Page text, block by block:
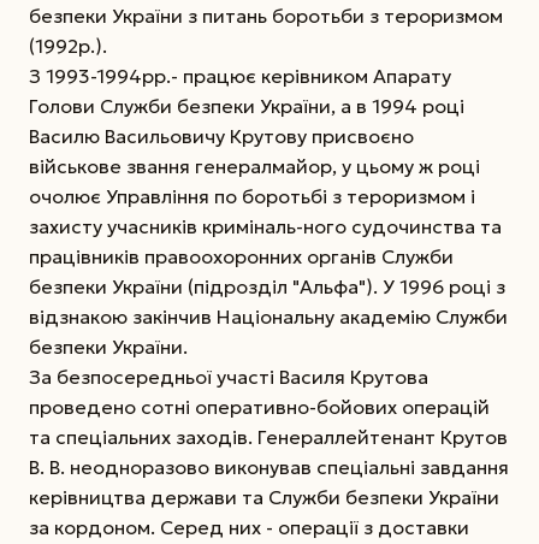
безпеки України з питань боротьби з тероризмом
(1992р.).
З 1993-1994рр.- працює керівником Апарату
Голови Служби безпеки України, а в 1994 році
Василю Васильовичу Крутову присвоєно
військове звання генерал­майор, у цьому ж році
очолює Управління по боротьбі з тероризмом і
захисту учасників криміналь-ного судочинства та
працівників правоохоронних органів Служби
безпеки України (підрозділ "Альфа"). У 1996 році з
відзнакою закінчив Національну академію Служби
безпеки України.
За безпосередньої участі Василя Крутова
проведено сотні оперативно-бойових операцій
та спеціальних заходів. Генерал­лейтенант Крутов
В. В. неодноразово виконував спеціальні завдання
керівництва держави та Служби безпеки України
за кордоном. Серед них - операції з доставки